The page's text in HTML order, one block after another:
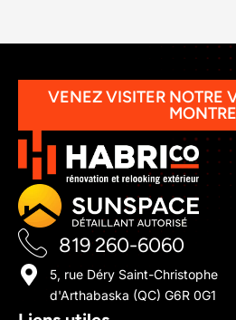
VENEZ VISITER NOTRE
MONTRE
819 260-6060
5, rue Déry Saint-Christophe
d'Arthabaska (QC) G6R 0G1